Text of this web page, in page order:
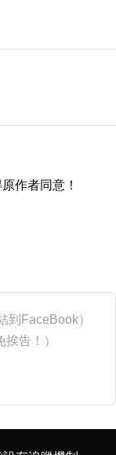
作者同意！
到FaceBook）
告！）